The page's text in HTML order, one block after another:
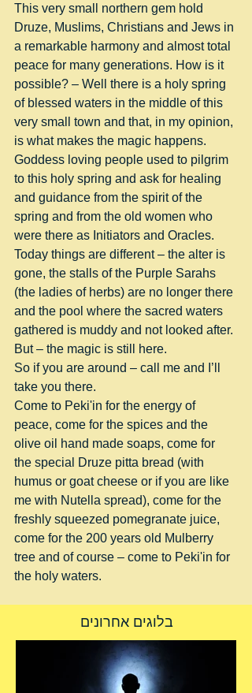
This very small northern gem hold
Druze, Muslims, Christians and Jews in
a remarkable harmony and almost total
peace for many generations. How is it
possible? – Well there is a holy spring
of blessed waters in the middle of this
very small town and that, in my opinion,
is what makes the magic happens.
Goddess loving people used to pilgrim
to this holy spring and ask for healing
and guidance from the spirit of the
spring and from the old women who
were there as Initiators and Oracles.
Today things are different – the alter is
gone, the stalls of the Purple Sarahs
(the ladies of herbs) are no longer there
and the pool where the sacred waters
gathered is muddy and not looked after.
But – the magic is still here.
So if you are around – call me and I’ll
take you there.
Come to Peki'in for the energy of
peace, come for the spices and the
olive oil hand made soaps, come for
the special Druze pitta bread (with
humus or goat cheese or if you are like
me with Nutella spread), come for the
freshly squeezed pomegranate juice,
come for the 200 years old Mulberry
tree and of course – come to Peki'in for
the holy waters.
בלוגים אחרונים